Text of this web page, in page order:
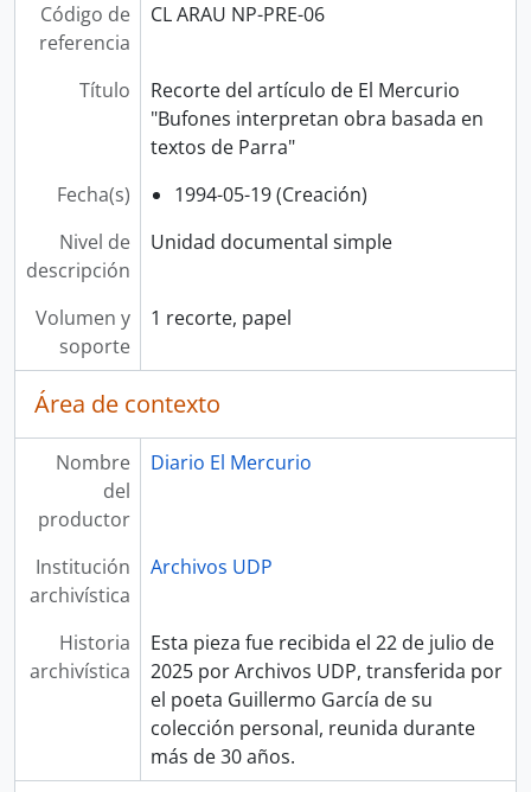
Código de
referencia
CL ARAU NP-PRE-06
Título
Recorte del artículo de El Mercurio
"Bufones interpretan obra basada en
textos de Parra"
Fecha(s)
1994-05-19 (Creación)
Nivel de
descripción
Unidad documental simple
Volumen y
soporte
1 recorte, papel
Área de contexto
Nombre
del
productor
Diario El Mercurio
Institución
archivística
Archivos UDP
Historia
archivística
Esta pieza fue recibida el 22 de julio de
2025 por Archivos UDP, transferida por
el poeta Guillermo García de su
colección personal, reunida durante
más de 30 años.